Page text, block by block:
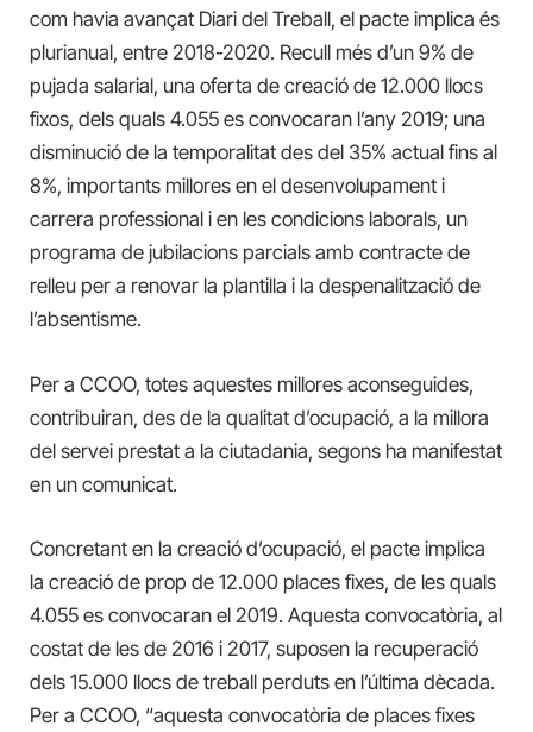
com havia avançat Diari del Treball, el pacte implica és
plurianual, entre 2018-2020. Recull més d’un 9% de
pujada salarial, una oferta de creació de 12.000 llocs
fixos, dels quals 4.055 es convocaran l’any 2019; una
disminució de la temporalitat des del 35% actual fins al
8%, importants millores en el desenvolupament i
carrera professional i en les condicions laborals, un
programa de jubilacions parcials amb contracte de
relleu per a renovar la plantilla i la despenalització de
l’absentisme.
Per a CCOO, totes aquestes millores aconseguides,
contribuiran, des de la qualitat d’ocupació, a la millora
del servei prestat a la ciutadania, segons ha manifestat
en un comunicat.
Concretant en la creació d’ocupació, el pacte implica
la creació de prop de 12.000 places fixes, de les quals
4.055 es convocaran el 2019. Aquesta convocatòria, al
costat de les de 2016 i 2017, suposen la recuperació
dels 15.000 llocs de treball perduts en l’última dècada.
Per a CCOO, “aquesta convocatòria de places fixes